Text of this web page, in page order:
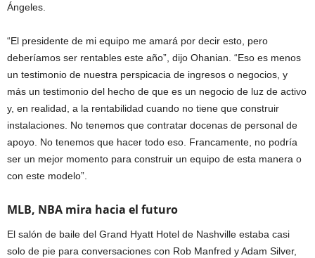
Ángeles.
“El presidente de mi equipo me amará por decir esto, pero
deberíamos ser rentables este año”, dijo Ohanian. “Eso es menos
un testimonio de nuestra perspicacia de ingresos o negocios, y
más un testimonio del hecho de que es un negocio de luz de activo
y, en realidad, a la rentabilidad cuando no tiene que construir
instalaciones. No tenemos que contratar docenas de personal de
apoyo. No tenemos que hacer todo eso. Francamente, no podría
ser un mejor momento para construir un equipo de esta manera o
con este modelo”.
MLB, NBA mira hacia el futuro
El salón de baile del Grand Hyatt Hotel de Nashville estaba casi
solo de pie para conversaciones con Rob Manfred y Adam Silver,